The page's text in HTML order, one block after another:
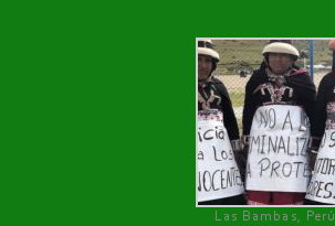
Las Bambas, Perú